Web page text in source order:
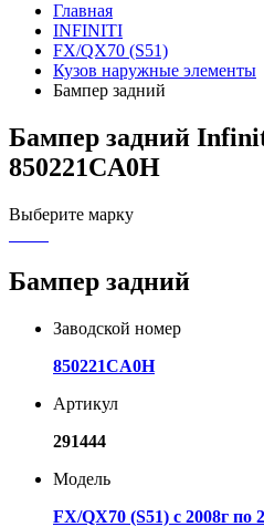
Главная
INFINITI
FX/QX70 (S51)
Кузов наружные элементы
Бампер задний
Бампер задний
850221CA0H
Выберите марку
Бампер задний
Заводской номер
850221CA0H
Артикул
291444
Модель
FX/QX70 (S51) с 2008г по